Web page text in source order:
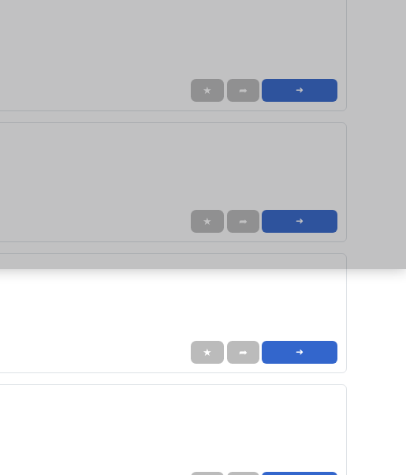
★ ➦ ➜
★ ➦ ➜
★ ➦ ➜